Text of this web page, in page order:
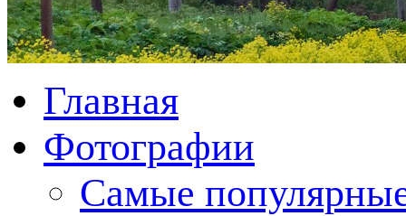
Главная
Фотографии
Cамые